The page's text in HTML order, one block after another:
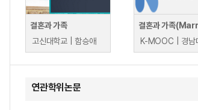
결혼과 가족
고신대학교 | 함승애
연관학위논문